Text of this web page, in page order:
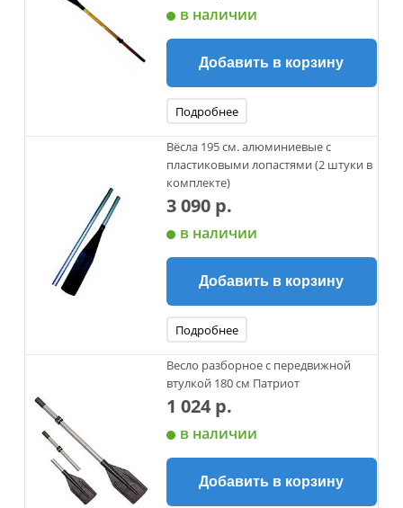
в наличии
Добавить в корзину
Подробнее
Вёсла 195 см. алюминиевые с
пластиковыми лопастями (2 штуки в
комплекте)
3 090 р.
в наличии
Добавить в корзину
Подробнее
Весло разборное с передвижной
втулкой 180 см Патриот
1 024 р.
в наличии
Добавить в корзину